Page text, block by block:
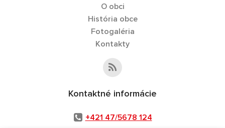
O obci
História obce
Fotogaléria
Kontakty
Kontaktné informácie
+421 47/5678 124